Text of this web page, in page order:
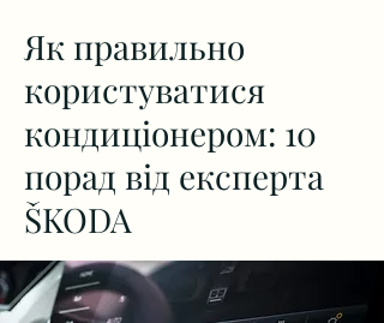
Як правильно
користуватися
кондиціонером: 10
порад від експерта
ŠKODA